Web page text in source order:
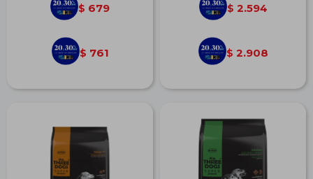
$ 679
$ 761
$ 2.594
$ 2.908